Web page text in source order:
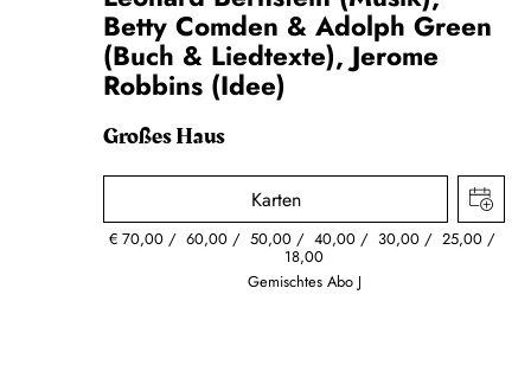
Betty Comden & Adolph Green
(Buch & Liedtexte), Jerome
Robbins (Idee)
Großes Haus
Karten
€ 70,00 60,00 50,00 40,00 30,00 25,00
18,00
Gemischtes Abo J